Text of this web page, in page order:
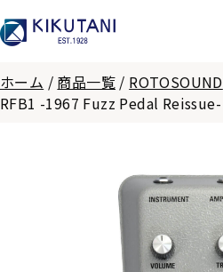
ホーム / 商品一覧 / ROTOSOUND
RFB1 -1967 Fuzz Pedal Reissue-